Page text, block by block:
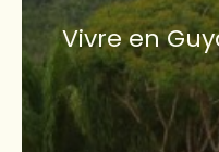
Vivre en